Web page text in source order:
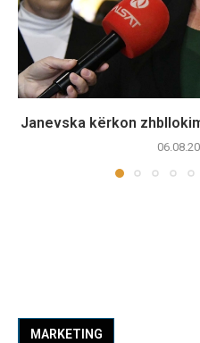
Janevska kërkon
MARKETING